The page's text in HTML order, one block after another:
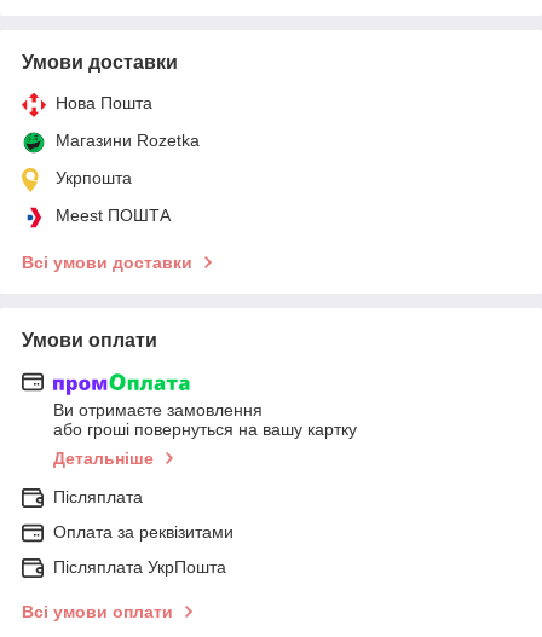
Умови доставки
Нова Пошта
Магазини Rozetka
Укрпошта
Meest ПОШТА
Всі умови доставки
Умови оплати
Ви отримаєте замовлення
або гроші повернуться на вашу картку
Детальніше
Післяплата
Оплата за реквізитами
Післяплата УкрПошта
Всі умови оплати